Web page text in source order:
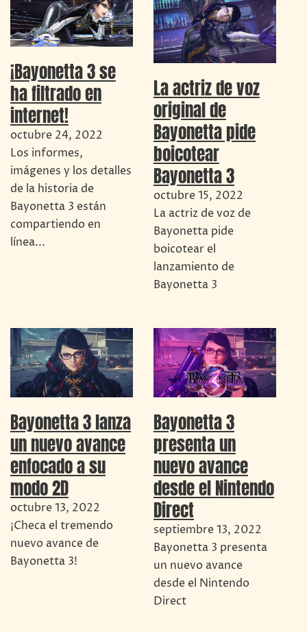
¡Bayonetta 3 se
ha filtrado en
internet!
octubre 24, 2022
Los informes,
imágenes y los detalles
de la historia de
Bayonetta 3 están
compartiendo en
línea...
La actriz de voz
original de
Bayonetta pide
boicotear
Bayonetta 3
octubre 15, 2022
La actriz de voz de
Bayonetta pide
boicotear el
lanzamiento de
Bayonetta 3
Bayonetta 3 lanza
un nuevo avance
enfocado a su
modo 2D
octubre 13, 2022
¡Checa el tremendo
nuevo avance de
Bayonetta 3!
Bayonetta 3
presenta un
nuevo avance
desde el Nintendo
Direct
septiembre 13, 2022
Bayonetta 3 presenta
un nuevo avance
desde el Nintendo
Direct